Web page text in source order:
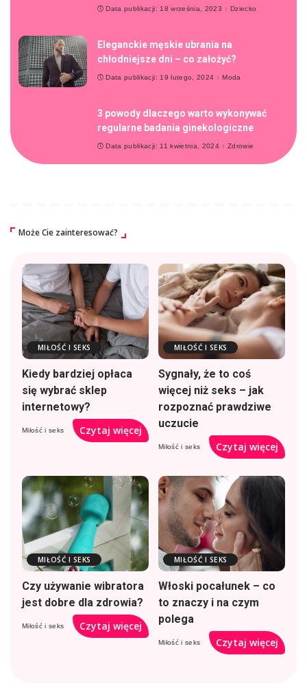
Data publikacji: 18 września, 2023 Dziecko
Eleganckie męskie ubrania na
chłodniejsze dni – co założyć?
Data publikacji: 19 lutego, 2024 Moda
3 powody dlaczego warto wykonywać
regularne badania ginekologiczne
Data publikacji: 11 kwietnia, 2024 Zdrowie
Może Cie zainteresować?
MIŁOŚĆ I SEKS
Kiedy bardziej opłaca
się wybrać sklep
internetowy?
Miłość i seks Czytaj więcej
MIŁOŚĆ I SEKS
Sygnały, że to coś
więcej niż seks – jak
rozpoznać prawdziwe
uczucie
Miłość i seks Czytaj więcej
MIŁOŚĆ I SEKS
Czy używanie wibratora
jest dobre dla zdrowia?
Miłość i seks Czytaj więcej
MIŁOŚĆ I SEKS
Włoski pocałunek – co
to znaczy i na czym
polega
Miłość i seks Czytaj więcej